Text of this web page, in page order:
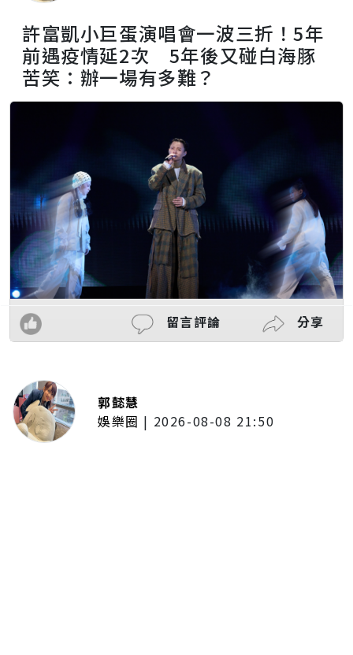
許富凱小巨蛋演唱會一波三折！5年
前遇疫情延2次 5年後又碰白海豚
苦笑：辦一場有多難？
留言評論 分享
郭懿慧
娛樂圈 | 2026-08-08 21:50